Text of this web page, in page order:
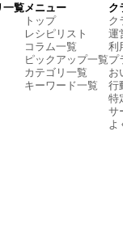
一覧メニュー
トップ
レシピリスト
コラム一覧
ピックアップ一覧
カテゴリ一覧
キーワード一覧
ク
ク
運
利
プ
お
行
特
サ
よ